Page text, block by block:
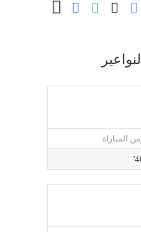
المباراة